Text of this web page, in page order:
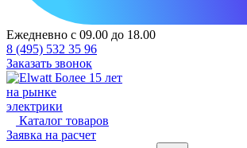
Ежедневно с 09.00 до 18.00
8 (495) 532 35 96
Заказать звонок
Более 15 лет
на рынке
электрики
Каталог товаров
Заявка на расчет